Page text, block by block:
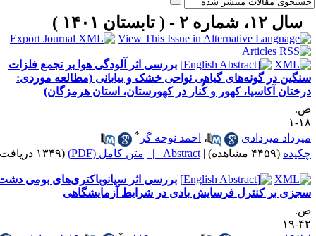
سال ۱۲، شماره ۲ - ( تابستان ۱۴۰۱ )
بررسی اثر آلودگی هوا بر تجمع فلزات
در گونه‌های گیاهی نواحی خشک و بیابانی (مطالعه موردی:
آکاسیا، کهور و کُنار در کهورستان، استان هرمزگان)
۱
میردادی
،احمد نوحه گر*
(۴۴۵۹ مشاهده) |
Abstract | متن کامل (PDF) (۱۳۴۹ دریافت)
بررسی اثر سیانوباکتری‌های بومی دشت
بر کنترل فرسایش بادی در شرایط آزمایشگاهی
۱۹